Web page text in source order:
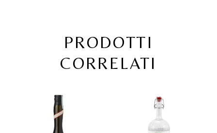
PRODOTTI
CORRELATI